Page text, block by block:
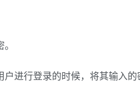
进行登录的时候，将其输入